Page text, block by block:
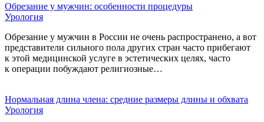
Обрезание у мужчин: особенности процедуры
Урология
Обрезание у мужчин в России не очень распространено, а вот
представители сильного пола других стран часто прибегают
к этой медицинской услуге в эстетических целях, часто
к операции побуждают религиозные…
Нормальная длина члена: средние размеры длины и обхвата
Урология